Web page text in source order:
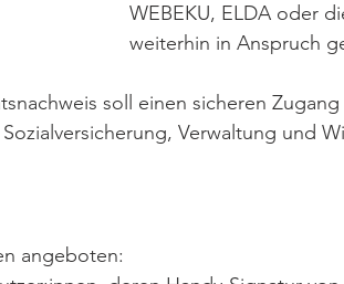
WEBEKU, ELDA oder
weiterhin in Anspruch
soll einen sicheren
Verwaltung und
angeboten: